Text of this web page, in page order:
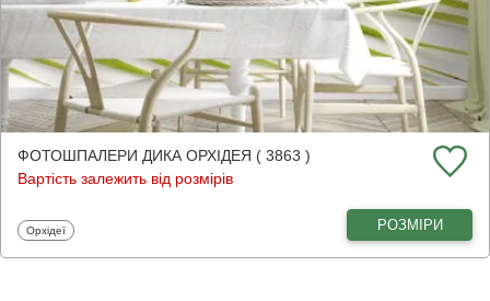
ФОТОШПАЛЕРИ ДИКА ОРХІДЕЯ ( 3863 )
Вартість залежить від розмірів
Фотошпалери
Орхідеї РОЗМІРИ